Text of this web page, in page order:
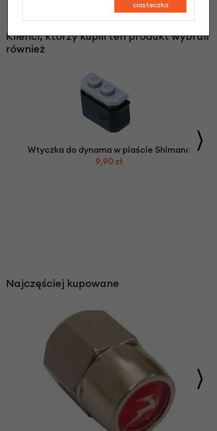
Klienci, którzy kupili ten produkt wybrali
również
Wtyczka do dynama w piaście Shimano
9,90 zł
Najczęściej kupowane
ciasteczka